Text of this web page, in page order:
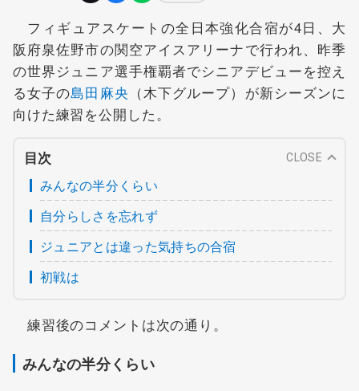
フィギュアスケートの全日本強化合宿が4日、大
阪府泉佐野市の関空アイスアリーナで行われ、昨季
の世界ジュニア選手権覇者でシニアデビューを控え
る女子の島田麻央 （木下グループ）が新シーズンに
向けた練習を公開した。
目次 CLOSE
みんなの半分くらい
自分らしさを忘れず
ジュニアとは違った気持ちの合宿
初戦は
練習後のコメントは次の通り。
みんなの半分くらい